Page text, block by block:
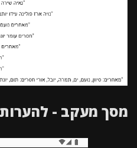
מסך מעקב -